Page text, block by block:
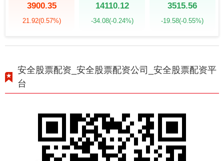
3900.35
21.92(0.57%)
14110.12
-34.08(-0.24%)
3515.56
-19.58(-0.55%)
安全股票配资_安全股票配资公司_安全股票配资平
台